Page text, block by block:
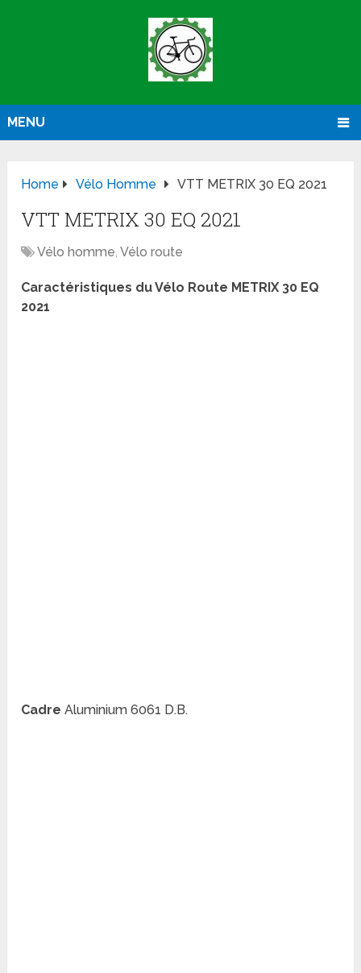
MENU
Home Vélo Homme VTT METRIX 30 EQ 2021
VTT METRIX 30 EQ 2021
Vélo homme,Vélo route
Caractéristiques du Vélo Route METRIX 30 EQ
2021
Cadre Aluminium 6061 D.B.